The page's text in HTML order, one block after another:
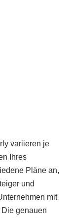
variieren je
Ihres
Pläne an,
und
mit
genauen